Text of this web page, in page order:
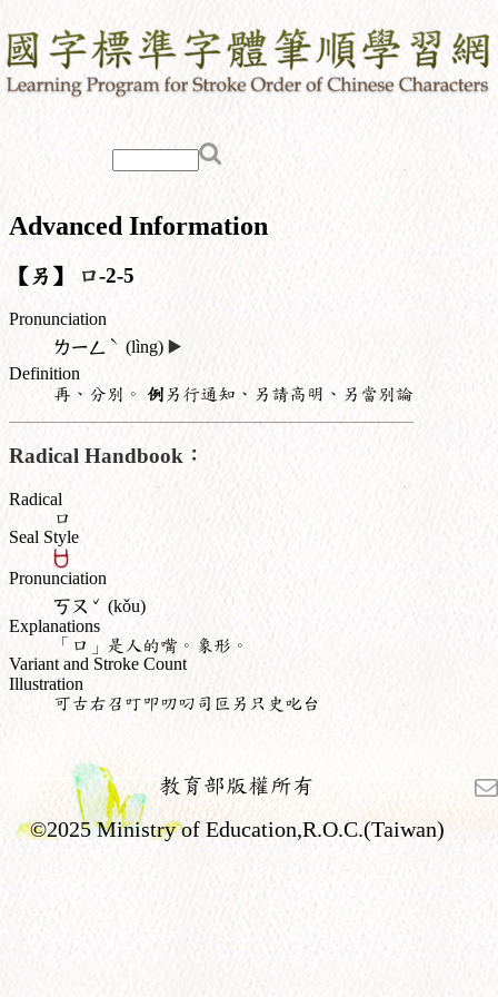
Advanced Information
【另】 口-2-5
Pronunciation
ㄌㄧㄥ ˋ (lìng) ▶️
Definition
再、分別。 例 另行通知、另請高明、另當別論
Radical Handbook：
Radical
口
Seal Style
Pronunciation
ㄎㄡ ˇ (kǒu)
Explanations
「口」是人的嘴。象形。
Variant and Stroke Count
Illustration
可古右召叮叩叨叼司叵另只史叱台
教育部版權所有
©2025 Ministry of Education,R.O.C.(Taiwan)